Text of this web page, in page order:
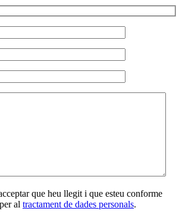
que heu llegit i que esteu conforme
al tractament de dades personals.